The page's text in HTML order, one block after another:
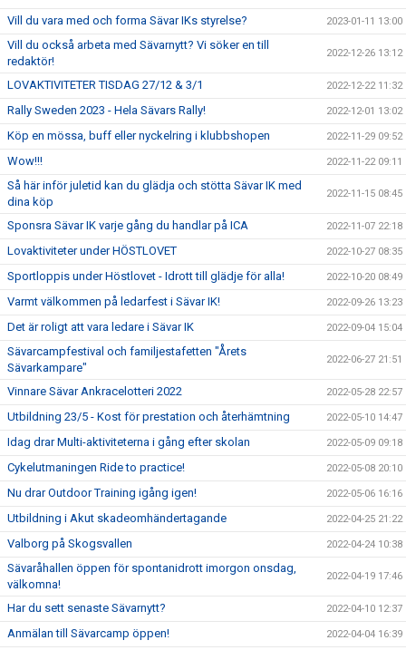
Vill du vara med och forma Sävar IKs styrelse? 2023-01-11 13:00
Vill du också arbeta med Sävarnytt? Vi söker en till
redaktör!
2022-12-26 13:12
LOVAKTIVITETER TISDAG 27/12 & 3/1 2022-12-22 11:32
Rally Sweden 2023 - Hela Sävars Rally! 2022-12-01 13:02
Köp en mössa, buff eller nyckelring i klubbshopen 2022-11-29 09:52
Wow!!! 2022-11-22 09:11
Så här inför juletid kan du glädja och stötta Sävar IK med
dina köp
2022-11-15 08:45
Sponsra Sävar IK varje gång du handlar på ICA 2022-11-07 22:18
Lovaktiviteter under HÖSTLOVET 2022-10-27 08:35
Sportloppis under Höstlovet - Idrott till glädje för alla! 2022-10-20 08:49
Varmt välkommen på ledarfest i Sävar IK! 2022-09-26 13:23
Det är roligt att vara ledare i Sävar IK 2022-09-04 15:04
Sävarcampfestival och familjestafetten "Årets
Sävarkampare"
2022-06-27 21:51
Vinnare Sävar Ankracelotteri 2022 2022-05-28 22:57
Utbildning 23/5 - Kost för prestation och återhämtning 2022-05-10 14:47
Idag drar Multi-aktiviteterna i gång efter skolan 2022-05-09 09:18
Cykelutmaningen Ride to practice! 2022-05-08 20:10
Nu drar Outdoor Training igång igen! 2022-05-06 16:16
Utbildning i Akut skadeomhändertagande 2022-04-25 21:22
Valborg på Skogsvallen 2022-04-24 10:38
Sävaråhallen öppen för spontanidrott imorgon onsdag,
välkomna!
2022-04-19 17:46
Har du sett senaste Sävarnytt? 2022-04-10 12:37
Anmälan till Sävarcamp öppen! 2022-04-04 16:39